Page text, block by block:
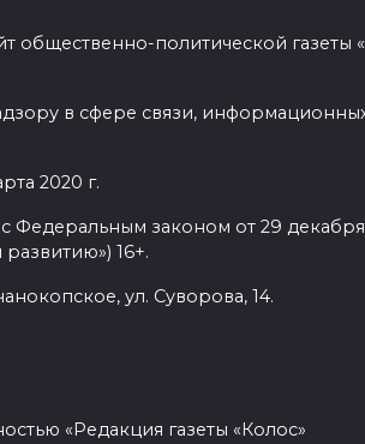
общественно-политической газеты
в сфере связи,
2020 г.
законом от 29
16+.
ул. Суворова, 14.
«Редакция газеты «Колос»